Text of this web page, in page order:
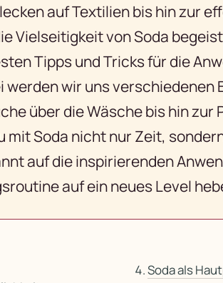
auf Textilien bis hin zur
Vielseitigkeit von Soda
Tipps und Tricks für die
werden wir uns verschiedenen
über die Wäsche bis hin zur
mit Soda nicht nur Zeit,
auf die inspirierenden
auf ein neues Level
Soda als